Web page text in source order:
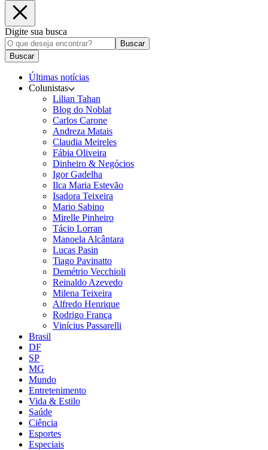
Digite sua busca
Buscar
Buscar
Últimas notícias
Colunistas
Lilian Tahan
Blog do Noblat
Carlos Carone
Andreza Matais
Claudia Meireles
Fábia Oliveira
Dinheiro & Negócios
Igor Gadelha
Ilca Maria Estevão
Isadora Teixeira
Mario Sabino
Mirelle Pinheiro
Tácio Lorran
Manoela Alcântara
Lucas Pasin
Tiago Pavinatto
Demétrio Vecchioli
Reinaldo Azevedo
Milena Teixeira
Alfredo Henrique
Rodrigo França
Vinícius Passarelli
Brasil
DF
SP
MG
Mundo
Entretenimento
Vida & Estilo
Saúde
Ciência
Esportes
Especiais